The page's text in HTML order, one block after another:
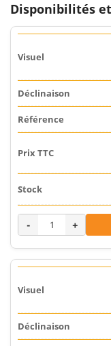
Disponibilités
- +